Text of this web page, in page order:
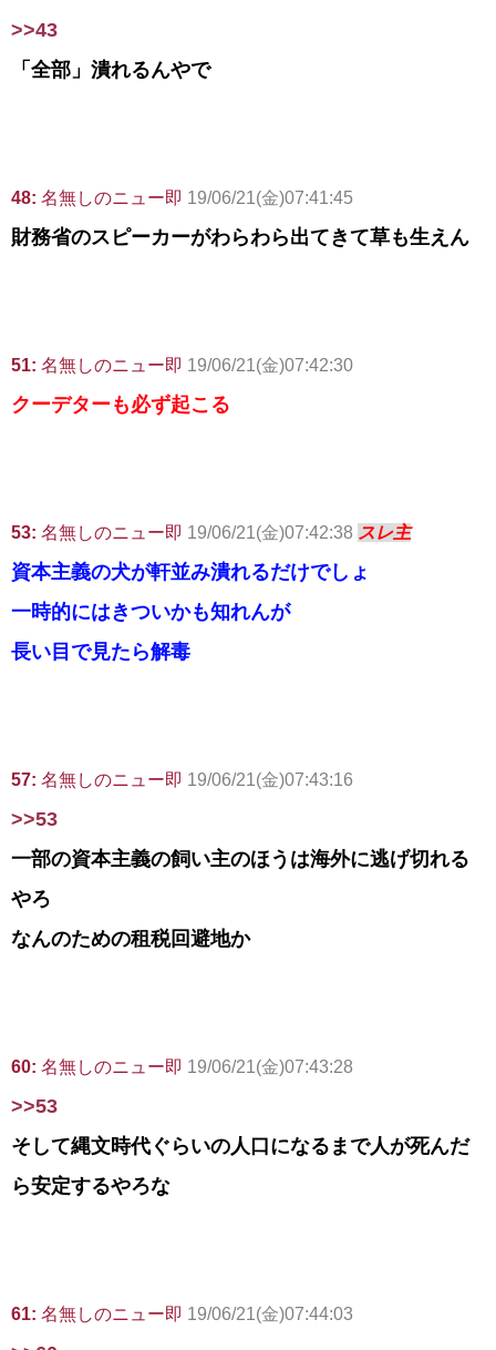
>>43
「全部」潰れるんやで
48: 名無しのニュー即 19/06/21(金)07:41:45
財務省のスピーカーがわらわら出てきて草も生えん
51: 名無しのニュー即 19/06/21(金)07:42:30
クーデターも必ず起こる
53: 名無しのニュー即 19/06/21(金)07:42:38 スレ主
資本主義の犬が軒並み潰れるだけでしょ
一時的にはきついかも知れんが
長い目で見たら解毒
57: 名無しのニュー即 19/06/21(金)07:43:16
>>53
一部の資本主義の飼い主のほうは海外に逃げ切れる
やろ
なんのための租税回避地か
60: 名無しのニュー即 19/06/21(金)07:43:28
>>53
そして縄文時代ぐらいの人口になるまで人が死んだ
ら安定するやろな
61: 名無しのニュー即 19/06/21(金)07:44:03